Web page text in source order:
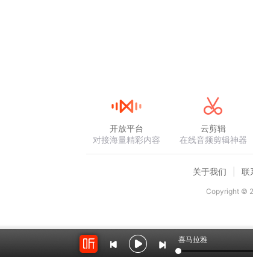
喜马拉雅
开放平台
对接海量精彩内容
云剪辑
在线音频剪辑神器
关于我们 联
Copyright ©